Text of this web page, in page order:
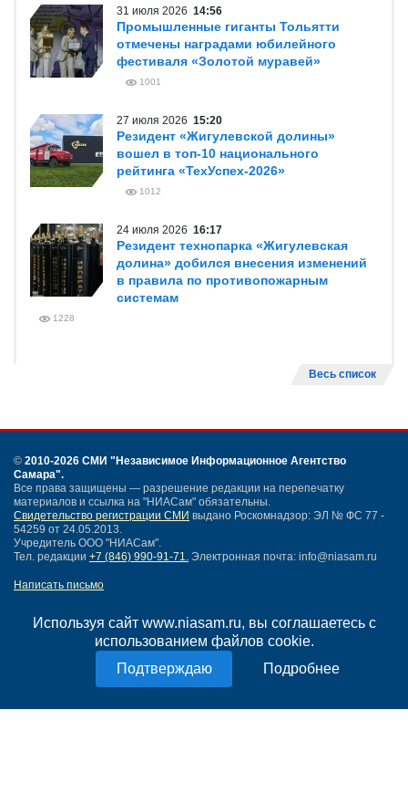
Используя сайт www.niasam.ru, вы соглашаетесь с
использованием файлов cookie.
Подробнее
31 июля 2026 14:56
Промышленные гиганты Тольятти
отмечены наградами юбилейного
фестиваля «Золотой муравей»
1001
27 июля 2026 15:20
Резидент «Жигулевской долины»
вошел в топ-10 национального
рейтинга «ТехУспех-2026»
1012
24 июля 2026 16:17
Резидент технопарка «Жигулевская
долина» добился внесения изменений
в правила по противопожарным
системам
1228
Весь список
© 2010-2026 СМИ "Независимое Информационное Агентство
Самара".
Все права защищены — разрешение редакции на перепечатку
материалов и ссылка на "НИАСам" обязательны.
Свидетельство регистрации СМИ выдано Роскомнадзор: ЭЛ № ФС 77 -
54259 от 24.05.2013.
Учредитель ООО "НИАСам".
Тел. редакции +7 (846) 990-91-71. Электронная почта: info@niasam.ru
Написать письмо
Нашли ошибку?
Политика конфиденциальности